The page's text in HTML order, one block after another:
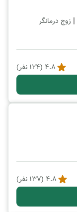
| زوج درمانگر
4.8
(
124 نفر)
4.8
(
137 نفر)